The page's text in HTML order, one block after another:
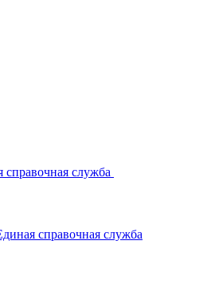
справочная служба
справочная служба